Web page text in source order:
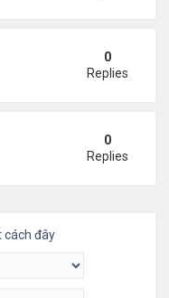
mừng sinh nhật
0
Replies
YouTube ngâm bài
0
Replies
cách đây